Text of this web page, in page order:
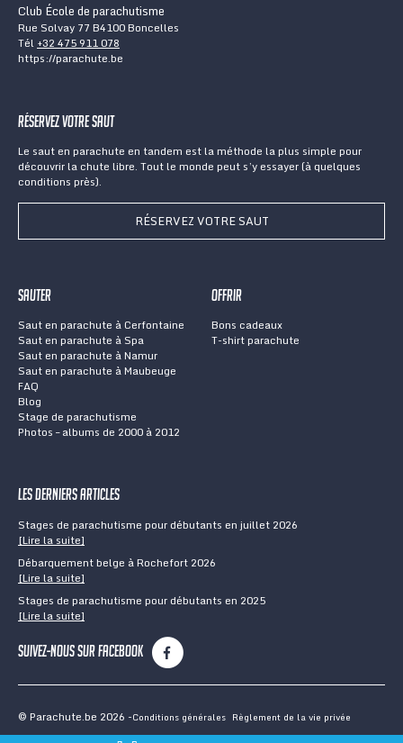
Club École de parachutisme
Rue Solvay 77 B4100 Boncelles
Tél +32 475 911 078
https://parachute.be
Réservez votre saut
Le saut en parachute en tandem est la méthode la plus simple pour
découvrir la chute libre. Tout le monde peut s’y essayer (à quelques
conditions près).
RÉSERVEZ VOTRE SAUT
Sauter
Saut en parachute à Cerfontaine
Saut en parachute à Spa
Saut en parachute à Namur
Saut en parachute à Maubeuge
FAQ
Blog
Stage de parachutisme
Photos – albums de 2000 à 2012
Offrir
Bons cadeaux
T-shirt parachute
Les derniers articles
Stages de parachutisme pour débutants en juillet 2026
[Lire la suite]
Débarquement belge à Rochefort 2026
[Lire la suite]
Stages de parachutisme pour débutants en 2025
[Lire la suite]
Suivez-nous sur Facebook
© Parachute.be 2026 Conditions générales Règlement de la vie privée